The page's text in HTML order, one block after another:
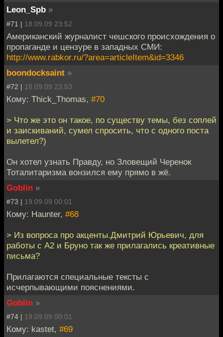
Leon_Spb »
#71 | 18.09.09 23:52
Американский журналист чешского происхождения о
пропаганде и цензуре в западных СМИ:
http://www.rabkor.ru/?area=articleItem&id=3346
boondocksaint »
#72 | 18.09.09 23:53
Кому: Thick_Thomas, #70
> Что же это он такое, по существу темы, без соплей
и заискиваний, сумел спросить, что с одного поста
вылетел?)
Он хотел узнать Правду, но Зловещий Черенок
Тоталитаризма вонзился ему прямо в жё.
Goblin »
#73 | 19.09.09 00:01
Кому: Haunter, #68
> Из вопроса про акценты.Дмитрий Юрьевич, для
работы с А2 и Бруно так же прилагались креативные
письма?
Прилагаются специальные тексты с
исчерпывающими пояснениями.
Goblin »
#74 | 19.09.09 00:01
Кому: kastet, #69